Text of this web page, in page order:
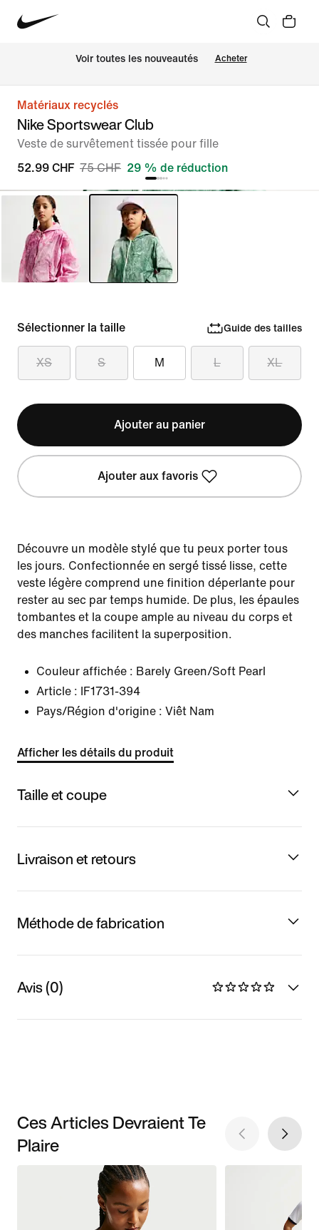
Voir toutes les nouveautés Acheter
Matériaux recyclés
Nike Sportswear Club
Veste de survêtement tissée pour fille
52.99 CHF 75 CHF 29 % de réduction
Sélectionner la taille Guide des tailles
XS S M L XL
Ajouter au panier
Ajouter aux favoris
Découvre un modèle stylé que tu peux porter tous
les jours. Confectionnée en sergé tissé lisse, cette
veste légère comprend une finition déperlante pour
rester au sec par temps humide. De plus, les épaules
tombantes et la coupe ample au niveau du corps et
des manches facilitent la superposition.
Couleur affichée : Barely Green/Soft Pearl
Article :
IF1731-394
Pays/Région d'origine : Viêt Nam
Afficher les détails du produit
Taille et coupe
Livraison et retours
Méthode de fabrication
Avis (0)
Ces Articles Devraient Te
Plaire